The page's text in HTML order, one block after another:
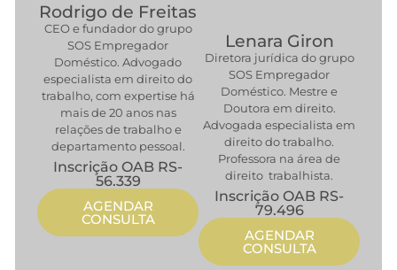
Rodrigo de Freitas
CEO e fundador do grupo
SOS Empregador
Doméstico. Advogado
especialista em direito do
trabalho, com expertise há
mais de 20 anos nas
relações de trabalho e
departamento pessoal.
Inscrição OAB RS-
56.339
AGENDAR
CONSULTA
Lenara Giron
Diretora jurídica do grupo
SOS Empregador
Doméstico. Mestre e
Doutora em direito.
Advogada especialista em
direito do trabalho.
Professora na área de
direito trabalhista.
Inscrição OAB RS-
79.496
AGENDAR
CONSULTA